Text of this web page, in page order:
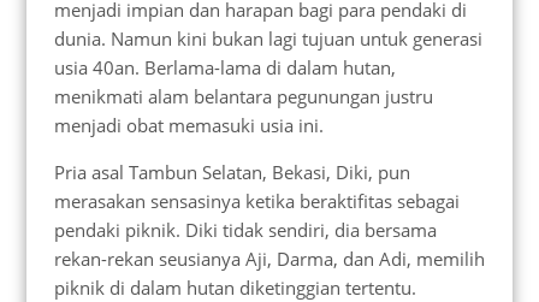
menjadi impian dan harapan bagi para pendaki di
dunia. Namun kini bukan lagi tujuan untuk generasi
usia 40an. Berlama-lama di dalam hutan,
menikmati alam belantara pegunungan justru
menjadi obat memasuki usia ini.
Pria asal Tambun Selatan, Bekasi, Diki, pun
merasakan sensasinya ketika beraktifitas sebagai
pendaki piknik. Diki tidak sendiri, dia bersama
rekan-rekan seusianya Aji, Darma, dan Adi, memilih
piknik di dalam hutan diketinggian tertentu.